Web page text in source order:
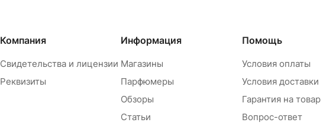
Компания
Свидетельства и лицензии
Реквизиты
Информация
Магазины
Парфюмеры
Обзоры
Статьи
Помощь
Условия оплаты
Условия доставки
Гарантия на товар
Вопрос-ответ